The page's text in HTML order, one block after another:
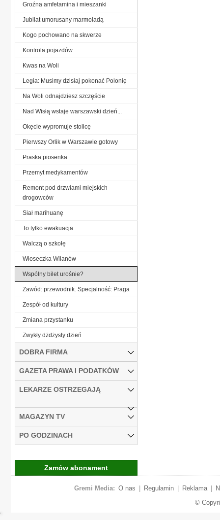
Groźna amfetamina i mieszanki
Jubilat umorusany marmoladą
Kogo pochowano na skwerze
Kontrola pojazdów
Kwas na Woli
Legia: Musimy dzisiaj pokonać Polonię
Na Woli odnajdziesz szczęście
Nad Wisłą wstaje warszawski dzień...
Okęcie wypromuje stolicę
Pierwszy Orlik w Warszawie gotowy
Praska piosenka
Przemyt medykamentów
Remont pod drzwiami miejskich
drogowców
Siał marihuanę
To tylko ewakuacja
Walczą o szkołę
Wioseczka Wilanów
Wspólny bilet urośnie?
Zawód: przewodnik. Specjalność: Praga
Zespół od kultury
Zmiana przystanku
Zwykły dżdżysty dzień
DOBRA FIRMA
GAZETA PRAWA I PODATKÓW
LEKARZE OSTRZEGAJĄ
MAGAZYN TV
PO GODZINACH
Zamów abonament
Gremi Media: O nas Regulamin Reklama
©